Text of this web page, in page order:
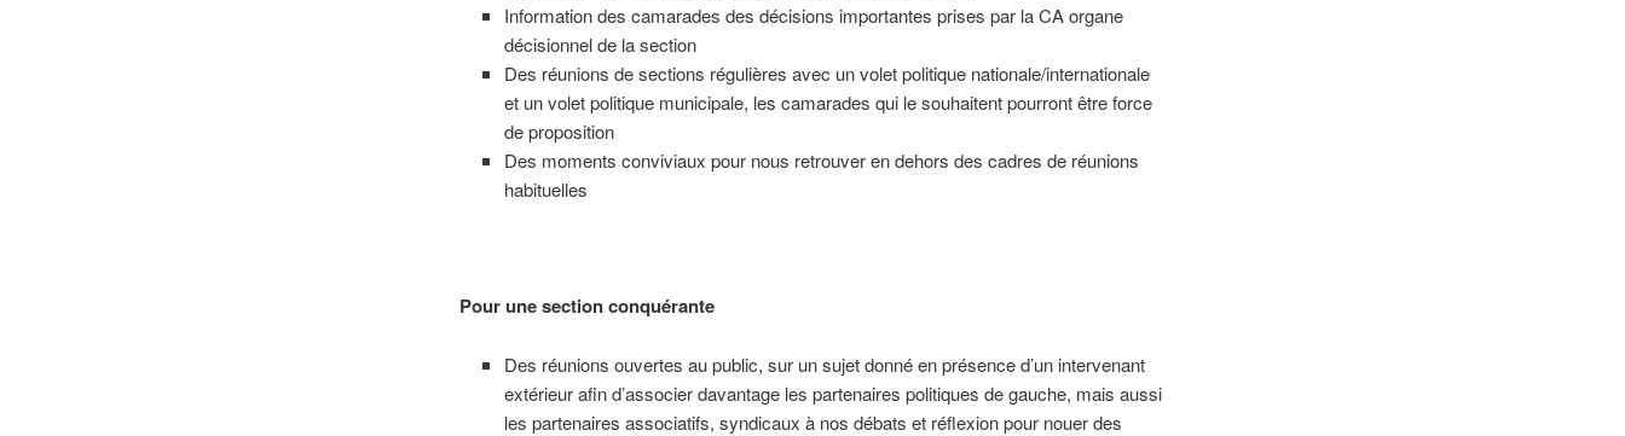
Information des camarades des décisions importantes prises par la CA organe
décisionnel de la section
Des réunions de sections régulières avec un volet politique nationale/internationale
et un volet politique municipale, les camarades qui le souhaitent pourront être force
de proposition
Des moments conviviaux pour nous retrouver en dehors des cadres de réunions
habituelles
Pour une section conquérante
Des réunions ouvertes au public, sur un sujet donné en présence d’un intervenant
extérieur afin d’associer davantage les partenaires politiques de gauche, mais aussi
les partenaires associatifs, syndicaux à nos débats et réflexion pour nouer des